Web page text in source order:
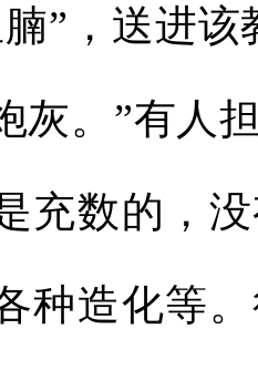
”，送进
灰。”有人
充数的，
种造化等